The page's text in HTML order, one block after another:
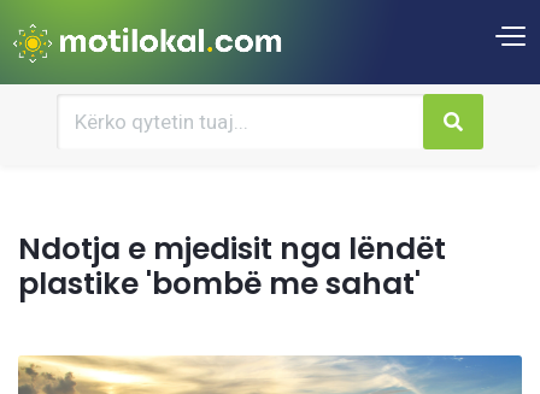
Ndotja e mjedisit nga lëndët
plastike 'bombë me sahat'